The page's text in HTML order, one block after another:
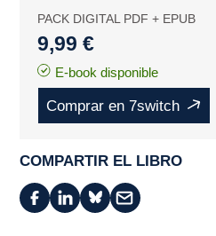
PACK DIGITAL PDF + EPUB
9,99 €
E-book disponible
Comprar en 7switch
COMPARTIR EL LIBRO